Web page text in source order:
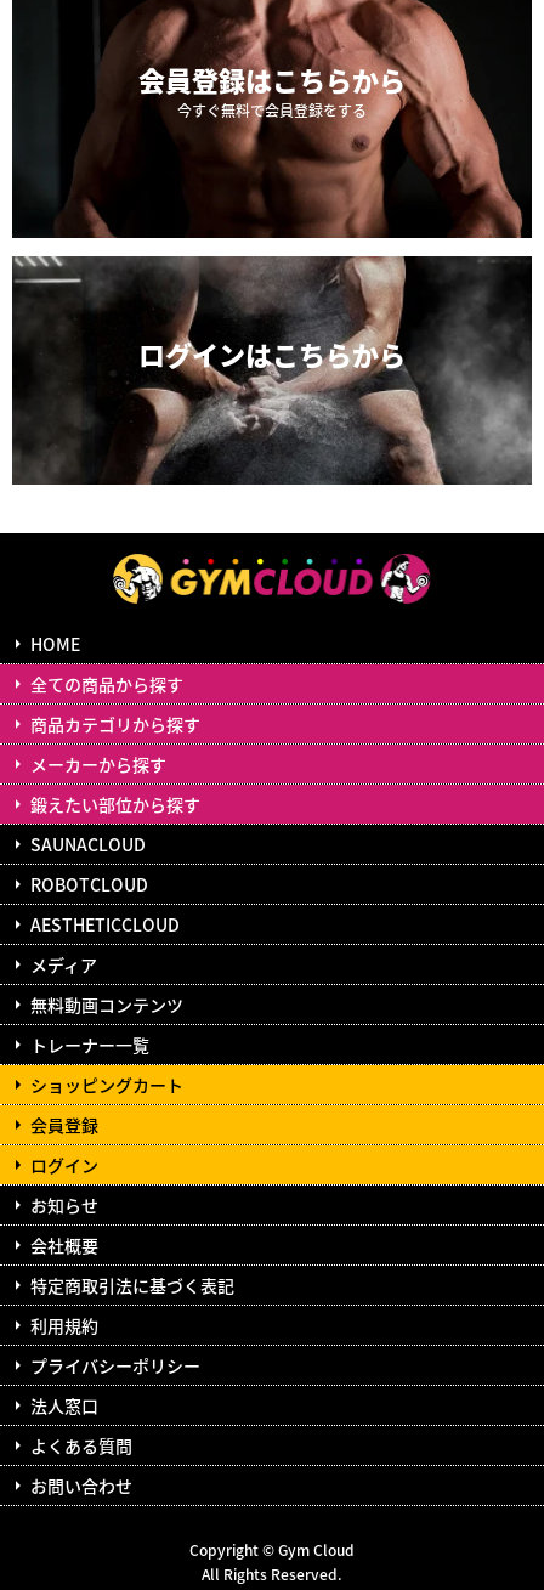
会員登録はこちらから
今すぐ無料で会員登録をする
ログインはこちらから
HOME
全ての商品から探す
商品カテゴリから探す
メーカーから探す
鍛えたい部位から探す
SAUNACLOUD
ROBOTCLOUD
AESTHETICCLOUD
メディア
無料動画コンテンツ
トレーナー一覧
ショッピングカート
会員登録
ログイン
お知らせ
会社概要
特定商取引法に基づく表記
利用規約
プライバシーポリシー
法人窓口
よくある質問
お問い合わせ
Copyright © Gym Cloud
All Rights Reserved.